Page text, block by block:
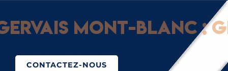
Mont-Blanc :
CONTACTEZ-NOUS